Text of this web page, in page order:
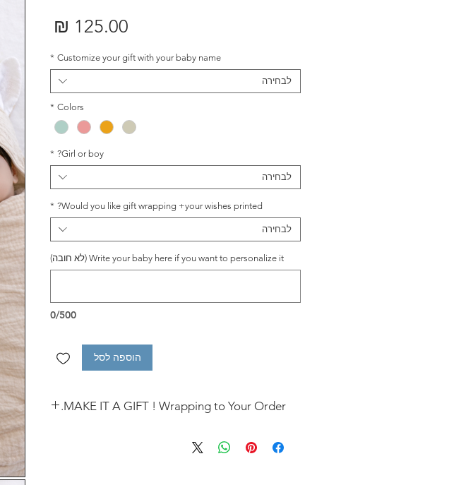
Customize your gift with your baby name
*
לבחירה
Colors
*
Girl or boy?
*
לבחירה
Would you like gift wrapping +your wishes printed?
*
לבחירה
Write your baby here if you want to personalize it (לא חובה)
0/500
הוספה לסל
MAKE IT A GIFT ! Wrapping to Your Order.
("magic" or "As is") and would like gift